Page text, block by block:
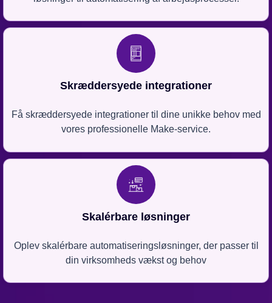
Skræddersyede integrationer
Få skræddersyede integrationer til dine unikke behov med
vores professionelle Make-service.
Skalérbare løsninger
Oplev skalérbare automatiseringsløsninger, der passer til
din virksomheds vækst og behov